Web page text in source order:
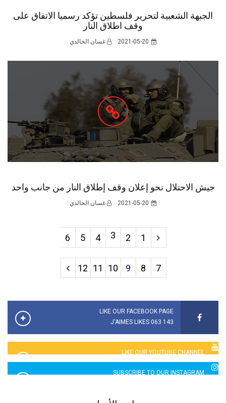
الجبهة الشعبية لتحرير فلسطين تؤكد رسميا الاتفاق على
وقف اطلاق النار
2021-05-20 غسان الخالدي
جيش الاحتلال نحو إعلان وقف إطلاق النار من جانب واحد
2021-05-20 غسان الخالدي
1
2
3
4
5
6
7
8
9
10
11
12
LIKE OUR FACEBOOK PAGE
143 063 J'AIMES LIKES
LIKE OUR YOUTUBE CHANNEL
2760 LIKES
SUBSCRIBE TO OUR INSTAGRAM